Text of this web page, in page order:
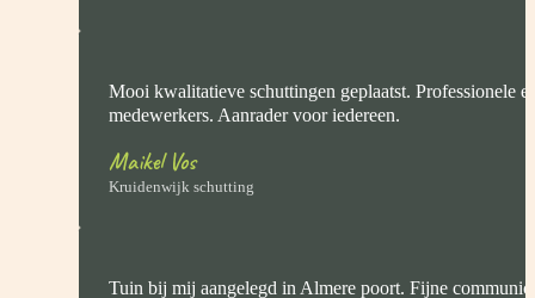
Mooi kwalitatieve schuttingen geplaatst. Professionele
medewerkers. Aanrader voor iedereen.
Maikel Vos
Kruidenwijk schutting
Tuin bij mij aangelegd in Almere poort. Fijne